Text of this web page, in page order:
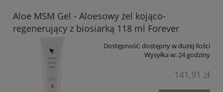
Aloe MSM Gel - Aloesowy żel kojąco-
regenerujący z biosiarką 118 ml Forever
Dostępność:dostępny w dużej ilości
Wysyłka w:24 godziny
141,91 zł